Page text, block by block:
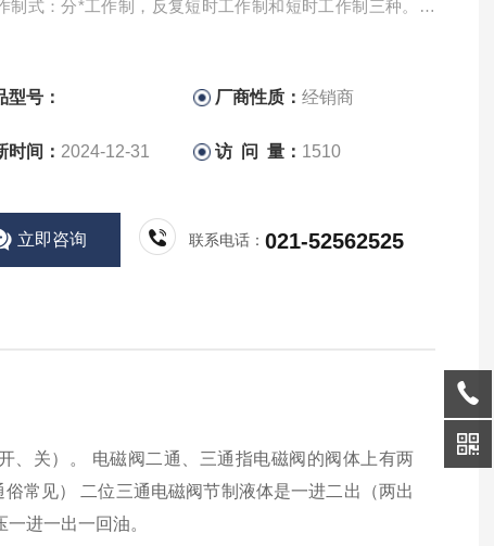
制式：分*工作制，反复短时工作制和短时工作制三种。对
型号： 厂商性质：经销商
时间： 2024-12-31 访 问 量： 1510
立即咨询 联系电话：021-52562525
、关）。 电磁阀二通、三通指电磁阀的阀体上有两
常见） 二位三通电磁阀节制液体是一进二出（两出
进一出一回油。